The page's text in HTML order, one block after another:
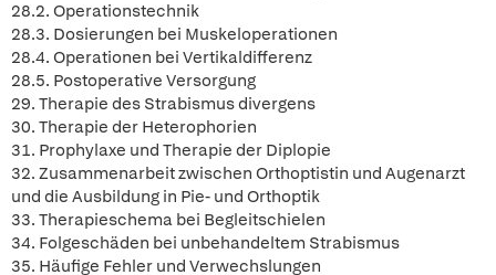
28.2. Operationstechnik
28.3. Dosierungen bei Muskeloperationen
28.4. Operationen bei Vertikaldifferenz
28.5. Postoperative Versorgung
29. Therapie des Strabismus divergens
30. Therapie der Heterophorien
31. Prophylaxe und Therapie der Diplopie
32. Zusammenarbeit zwischen Orthoptistin und Augenarzt
und die Ausbildung in Pie- und Orthoptik
33. Therapieschema bei Begleitschielen
34. Folgeschäden bei unbehandeltem Strabismus
35. Häufige Fehler und Verwechslungen